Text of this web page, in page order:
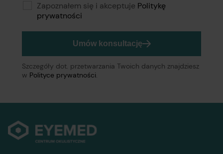
Zapoznałem się i akceptuje Politykę
prywatności
Umów konsultację
Szczegóły dot. przetwarzania Twoich danych znajdziesz
w Polityce prywatności.